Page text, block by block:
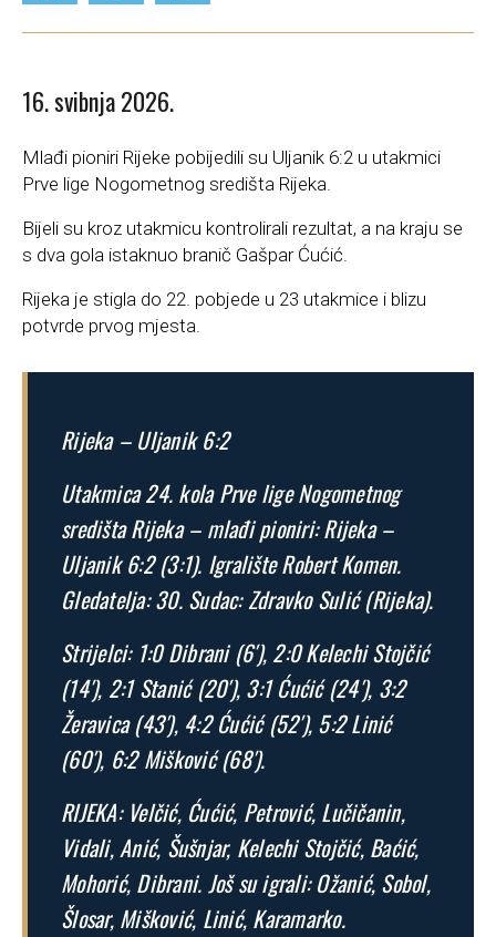
16. svibnja 2026.
Mlađi pioniri Rijeke pobijedili su Uljanik 6:2 u utakmici
Prve lige Nogometnog središta Rijeka.
Bijeli su kroz utakmicu kontrolirali rezultat, a na kraju se
s dva gola istaknuo branič Gašpar Ćućić.
Rijeka je stigla do 22. pobjede u 23 utakmice i blizu
potvrde prvog mjesta.
Rijeka – Uljanik 6:2
Utakmica 24. kola Prve lige Nogometnog
središta Rijeka – mlađi pioniri: Rijeka –
Uljanik 6:2 (3:1). Igralište Robert Komen.
Gledatelja: 30. Sudac: Zdravko Sulić (Rijeka).
Strijelci: 1:0 Dibrani (6′), 2:0 Kelechi Stojčić
(14′), 2:1 Stanić (20′), 3:1 Ćućić (24′), 3:2
Žeravica (43′), 4:2 Ćućić (52′), 5:2 Linić
(60′), 6:2 Mišković (68′).
RIJEKA: Velčić, Ćućić, Petrović, Lučičanin,
Vidali, Anić, Šušnjar, Kelechi Stojčić, Baćić,
Mohorić, Dibrani. Još su igrali: Ožanić, Sobol,
Šlosar, Mišković, Linić, Karamarko.